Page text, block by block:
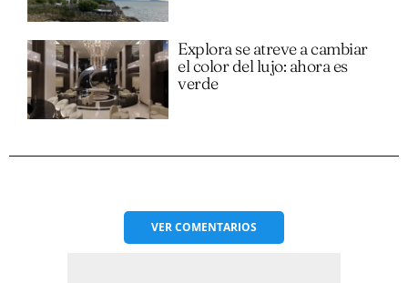
Explora se atreve a cambiar
el color del lujo: ahora es
verde
VERCOMENTARIOS